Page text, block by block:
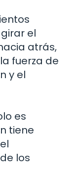
el
atrás,
fuerza de
y el
es
tiene
los